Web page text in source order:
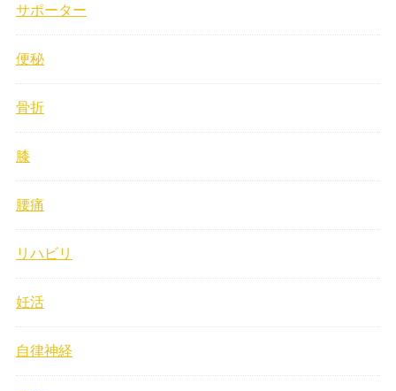
サポーター
便秘
骨折
膝
腰痛
リハビリ
妊活
自律神経